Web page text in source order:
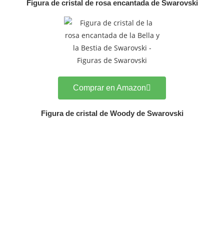
Figura de cristal de rosa encantada de Swarovski
Comprar en Amazon
Figura de cristal de Woody de Swarovski